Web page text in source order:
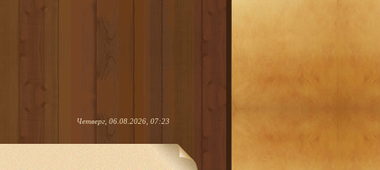
Четверг, 06.08.2026, 07:23